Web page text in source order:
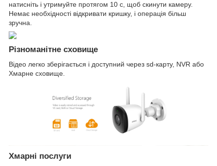
натисніть і утримуйте протягом 10 с, щоб скинути камеру.
Немає необхідності відкривати кришку, і операція більш
зручна.
Різноманітне сховище
Відео легко зберігається і доступний через sd-карту, NVR або
Хмарне сховище.
Хмарні послуги